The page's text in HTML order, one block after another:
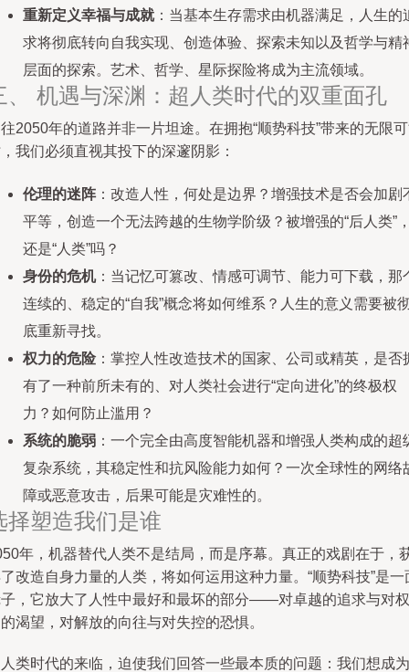
重新定义幸福与成就：当基本生存需求由机器满足，人生的
求将彻底转向自我实现、创造体验、探索未知以及哲学与精
层面的探索。艺术、哲学、星际探险将成为主流领域。
、 机遇与深渊：超人类时代的双重面孔
2050年的道路并非一片坦途。在拥抱“顺势科技”带来的无限
我们必须直视其投下的深邃阴影：
伦理的迷阵：改造人性，何处是边界？增强技术是否会加剧
平等，创造一个无法跨越的生物学阶级？被增强的“后人类”
还是“人类”吗？
身份的危机：当记忆可篡改、情感可调节、能力可下载，那
连续的、稳定的“自我”概念将如何维系？人生的意义需要被
底重新寻找。
权力的危险：掌控人性改造技术的国家、公司或精英，是否
有了一种前所未有的、对人类社会进行“定向进化”的终极权
力？如何防止滥用？
系统的脆弱 ：一个完全由高度智能机器和增强人类构成的超
复杂系统，其稳定性和抗风险能力如何？一次全球性的网络
障或恶意攻击，后果可能是灾难性的。
择塑造我们是谁
年，机器替代人类不是结局，而是序幕。真正的戏剧在于，
改造自身力量的人类，将如何运用这种力量。“顺势科技”是一
，它放大了人性中最好和最坏的部分——对卓越的追求与对权
渴望，对解放的向往与对失控的恐惧。
类时代的来临，迫使我们回答一些最本质的问题：我们想成为